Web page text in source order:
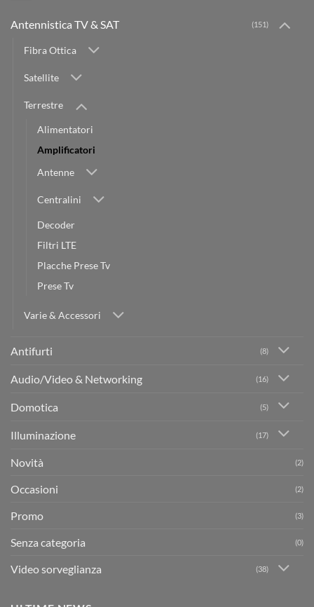
Antennistica TV & SAT (151)
Fibra Ottica
Satellite
Terrestre
Alimentatori
Amplificatori
Antenne
Centralini
Decoder
Filtri LTE
Placche Prese Tv
Prese Tv
Varie & Accessori
Antifurti (8)
Audio/Video & Networking (16)
Domotica (5)
Illuminazione (17)
Novità (2)
Occasioni (2)
Promo (3)
Senza categoria (0)
Video sorveglianza (38)